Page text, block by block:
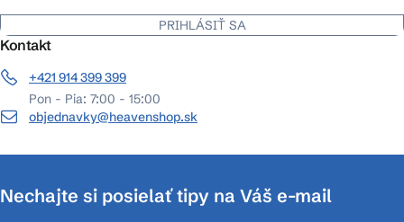
PRIHLÁSIŤ SA
Kontakt
+421 914 399 399
Pon - Pia: 7:00 - 15:00
objednavky@heavenshop.sk
Nechajte si posielať tipy na Váš e-mail